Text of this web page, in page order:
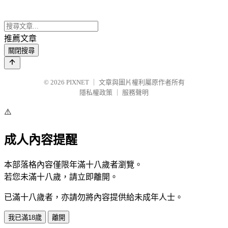
推薦文章
關閉搜尋
© 2026 PIXNET
文章與圖片權利屬原作者所有
隱私權政策
服務聲明
⚠️
成人內容提醒
本部落格內容僅限年滿十八歲者瀏覽。
若您未滿十八歲，請立即離開。
已滿十八歲者，亦請勿將內容提供給未成年人士。
我已滿18歲 離開